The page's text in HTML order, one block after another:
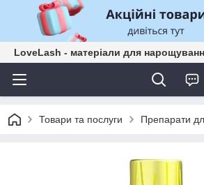
LoveLash - матеріали для
Товари та послуги Препарати